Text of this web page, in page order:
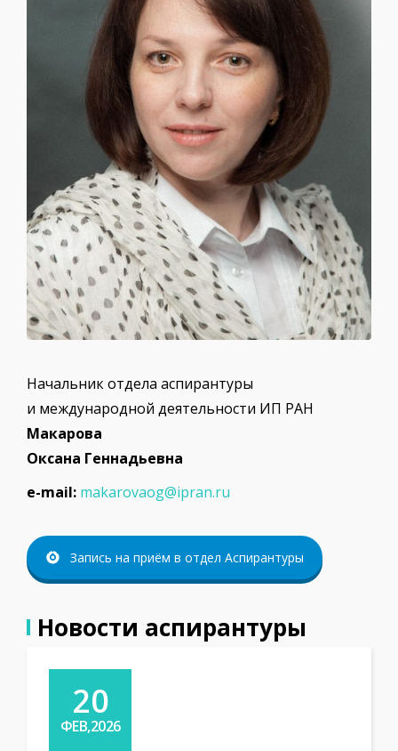
Начальник отдела аспирантуры
и международной деятельности ИП РАН
Макарова
Оксана Геннадьевна
е-mail: makarovaog@ipran.ru
Запись на приём в отдел Аспирантуры
Новости аспирантуры
20
ФЕВ,2026